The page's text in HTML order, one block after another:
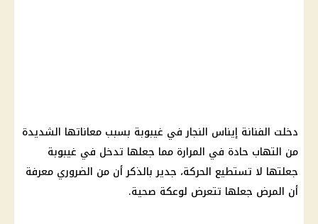
دخلت الفنانة إيناس النجار في غيبوبة بسبب معاناتها الشديدة
من التهاب حادة في المرارة مما جعلها تدخل في غيبوبة
جعلتها لا تستطيع الحركة، جدير بالذكر أن من الضروري معرفة
أن المرض جعلها تتعرض لوعكة صحية.